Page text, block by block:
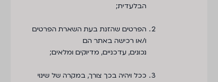
הבלעדית;
הפרטים שהזנת בעת השארת הפרטים
ו/או רכישה באתר הם
נכונים, עדכניים, מדיוקים ומלאים;
ככל ויהיה בכך צורך, במקרה של שינוי